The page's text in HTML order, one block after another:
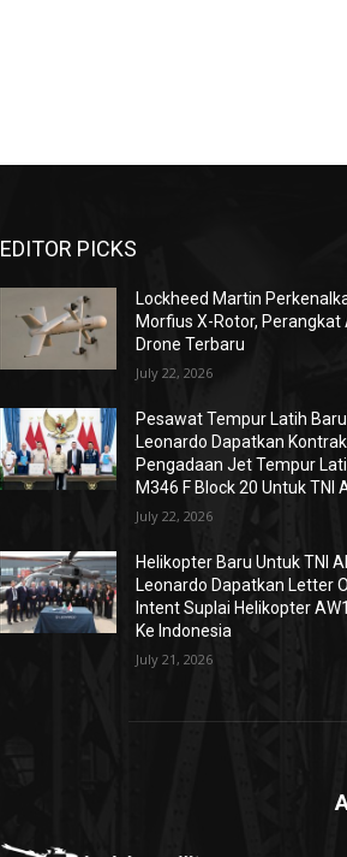
EDITOR PICKS
Lockheed Martin
Morfius X-Rotor, Perangkat
Drone Terbaru
July 22, 2026
Pesawat Tempur Latih
Leonardo Dapatkan Kontrak
Pengadaan Jet Tempur
M346 F Block 20 Untuk TNI
July 22, 2026
Helikopter Baru Untuk TNI
Leonardo Dapatkan Letter
Intent Suplai Helikopter
Ke Indonesia
July 21, 2026